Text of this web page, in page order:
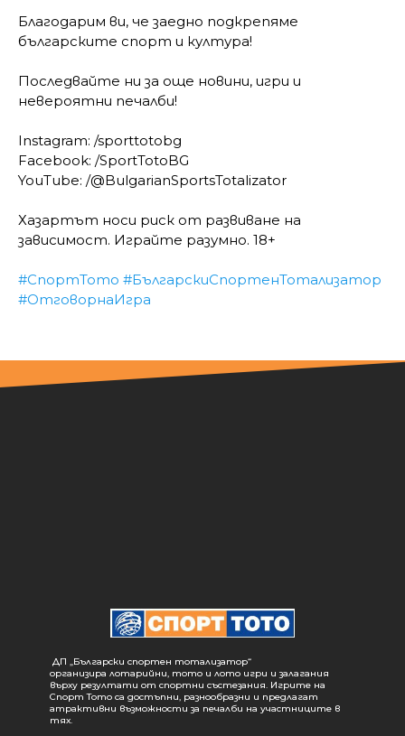
Благодарим ви, че заедно подкрепяме
българските спорт и култура!
Последвайте ни за още новини, игри и
невероятни печалби!
Instagram: /sporttotobg
Facebook: /SportTotoBG
YouTube: /@BulgarianSportsTotalizator
Хазартът носи риск от развиване на
зависимост. Играйте разумно. 18+
#СпортТото #БългарскиСпортенТотализатор
#ОтговорнаИгра
ДП „Български спортен тотализатор“
организира лотарийни, тото и лото игри и залагания
върху резултати от спортни състезания. Игрите на
Спорт Тото са достъпни, разнообразни и предлагат
атрактивни възможности за печалби на участниците в
тях.